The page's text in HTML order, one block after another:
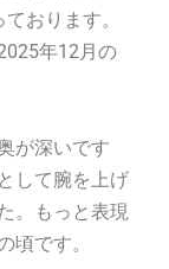
おります。
年12月の
が深いです
して腕を上げ
。もっと表現
頃です。